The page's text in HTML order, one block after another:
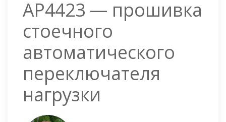
AP4423 — прошивка
стоечного
автоматического
переключателя
нагрузки